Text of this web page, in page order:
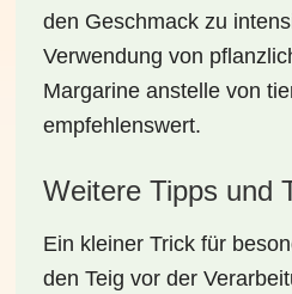
den Geschmack zu
Verwendung von
Margarine anstelle von
empfehlenswert.
Weitere Tipps und
Ein kleiner Trick für
den Teig vor der